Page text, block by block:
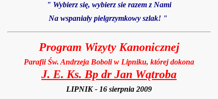
" Wybierz się, wybierz sie razem z Nami
Na wspaniały pielgrzymkowy szlak! "
Program Wizyty Kanonicznej
Parafii Św. Andrzeja Boboli w Lipniku, której dokona
J. E. Ks. Bp dr Jan Wątroba
LIPNIK - 16 sierpnia 2009